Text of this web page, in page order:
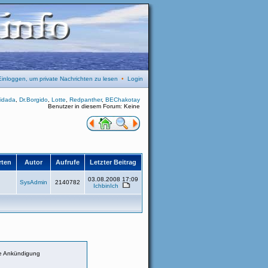
um private Nachrichten zu lesen • Login
Dr.Borgido Lotte Redpanther, BEChakotay
Benutzer in diesem Forum: Keine
Autor Aufrufe
Letzter Beitrag
SysAdmin 2140782
03.08.2008 17:09
IchbinIch
Ankündigung